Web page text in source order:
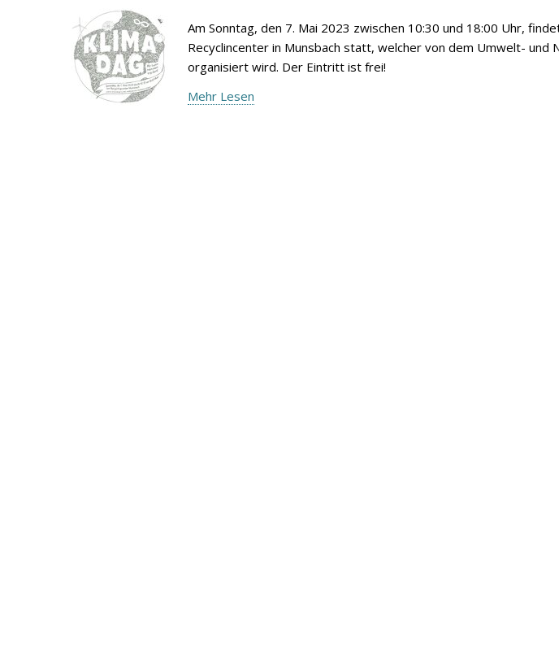
Am Sonntag, den 7. Mai 2023 zwischen 10:30 und 18:00 Uhr,
Recyclincenter in Munsbach statt, welcher von dem Umwelt- und
organisiert wird. Der Eintritt ist frei!
Mehr Lesen